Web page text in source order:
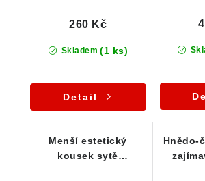
Skladem (1 ks)
260 Kč
Detail
Menší estetický
kousek sytě
Hnědo-